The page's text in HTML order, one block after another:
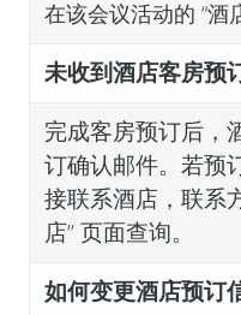
在该会议活动的 “酒
未收到酒店客房预
完成客房预订后，
订确认邮件。若预
接联系酒店，联系
店” 页面查询。
如何变更酒店预订